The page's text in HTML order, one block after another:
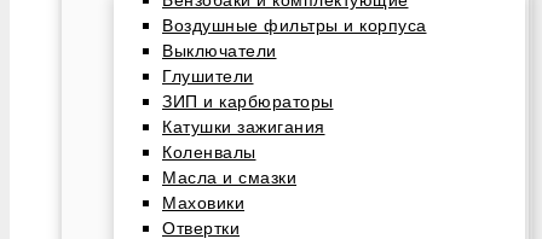
Воздушные фильтры и корпуса
Выключатели
Глушители
ЗИП и карбюраторы
Катушки зажигания
Коленвалы
Масла и смазки
Маховики
Отвертки